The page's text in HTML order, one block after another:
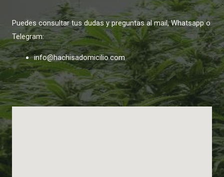
Puedes consultar tus dudas y preguntas al mail, Whatsapp o
Telegram:
info@hachisadomicilio.com